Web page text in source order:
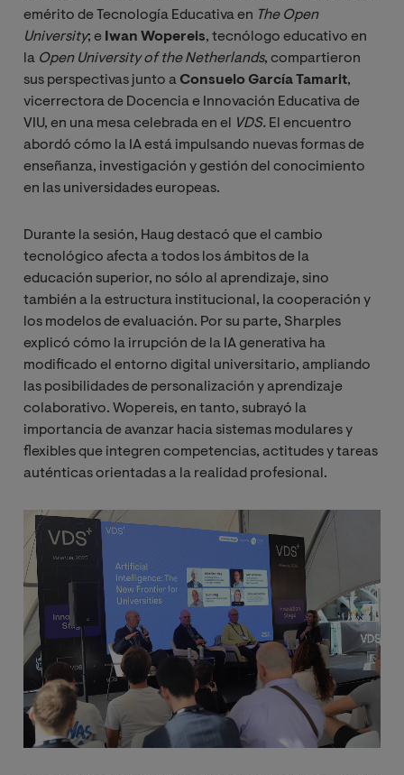
emérito de Tecnología Educativa en The Open
University; e Iwan Wopereis, tecnólogo educativo en
la Open University of the Netherlands, compartieron
sus perspectivas junto aConsuelo García Tamarit,
vicerrectora de Docencia e Innovación Educativa de
VIU, en una mesa celebrada en el
VDS. El encuentro
abordó cómo la IA está impulsando nuevas formas de
enseñanza, investigación y gestión del conocimiento
en las universidades europeas.
Durante la sesión, Haug destacó que el cambio
tecnológico afecta a todos los ámbitos de la
educación superior, no sólo al aprendizaje, sino
también a la estructura institucional, la cooperación y
los modelos de evaluación. Por su parte, Sharples
explicó cómo la irrupción de la IA generativa ha
modificado el entorno digital universitario, ampliando
las posibilidades de personalización y aprendizaje
colaborativo. Wopereis, en tanto, subrayó la
importancia de avanzar hacia sistemas modulares y
flexibles que integren competencias, actitudes y tareas
auténticas orientadas a la realidad profesional.
Image